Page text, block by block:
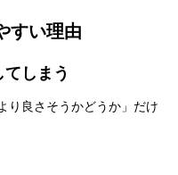
すい理由
しまう
り良さそうかどうか」だけ